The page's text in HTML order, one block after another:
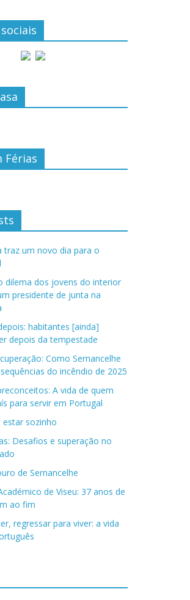
Férias
traz um novo dia para o
dilema dos jovens do interior
presidente de junta na
habitantes [ainda]
depois da tempestade
Como Sernancelhe
do incêndio de 2025
A vida de quem
para servir em Portugal
estar sozinho
Desafios e superação no
de Sernancelhe
de Viseu: 37 anos de
ao fim
regressar para viver: a vida